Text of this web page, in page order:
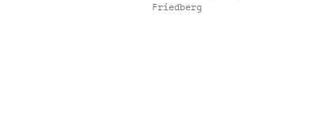
Friedberg